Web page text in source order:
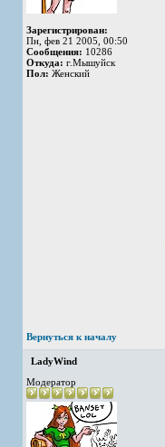
Зарегистрирован:
Пн, фев 21 2005, 00:50
Сообщения: 10286
Откуда: г.Мышуйск
Пол: Женский
Вернуться к началу
LadyWind
Модератор